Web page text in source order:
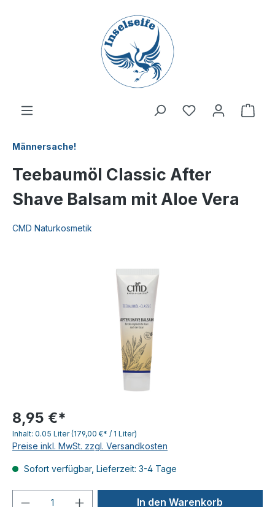
Männersache!
Teebaumöl Classic After
Shave Balsam mit Aloe Vera
CMD Naturkosmetik
8,95 €*
Inhalt: 0.05 Liter(179,00 €* / 1 Liter)
Preise inkl. MwSt. zzgl. Versandkosten
Sofort verfügbar, Lieferzeit: 3-4 Tage
Produkt Anzahl: Gib denIn den Warenkorb